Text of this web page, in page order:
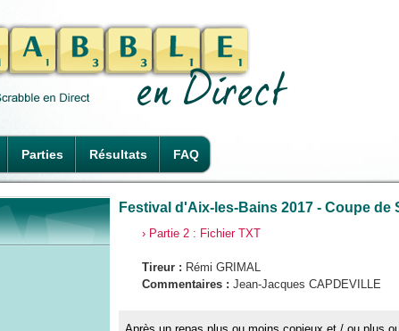
Parties Résultats FAQ
Festival d'Aix-les-Bains 2017 - Coupe de
› Partie 2 : Fichier TXT
Tireur : Rémi GRIMAL
Commentaires : Jean-Jacques CAPDEVILLE